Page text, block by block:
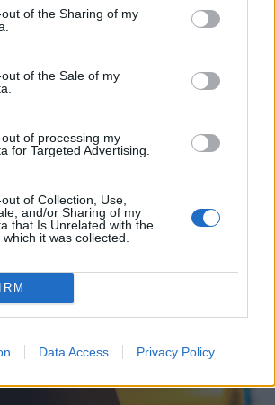
of the Sharing of my
of the Sale of my
of processing my
for Targeted Advertising.
of Collection, Use,
and/or Sharing of my
that Is Unrelated with the
it was collected.
Data Access Privacy Policy
la Fabrik
de musiques électroniques Tohu
de l'Hôtel de Ville de Montpellier,
de la Fabrik, un After de 22h à 2h,
à la déco industrielle en plein centre